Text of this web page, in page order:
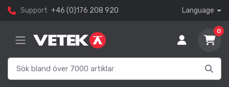
Support +46 (0)176 208 920 Language
0